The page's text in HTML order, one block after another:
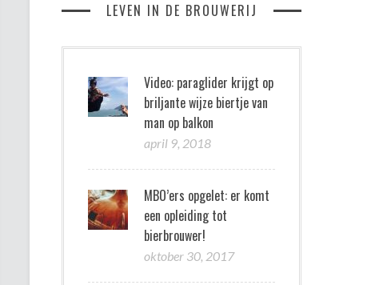
LEVEN IN DE BROUWERIJ
Video: paraglider krijgt op
briljante wijze biertje van
man op balkon
april 9, 2018
MBO’ers opgelet: er komt
een opleiding tot
bierbrouwer!
oktober 30, 2017